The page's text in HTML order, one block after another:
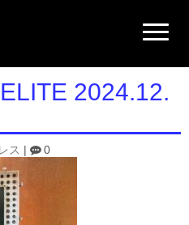
N
a
i
g
a
o
2024.12.
ス 0